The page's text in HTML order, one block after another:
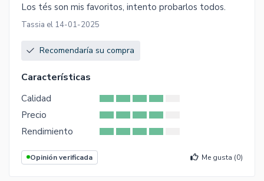
Los tés son mis favoritos, intento probarlos todos.
Tassia el 14-01-2025
Recomendaría su compra
Características
Calidad
Precio
Rendimiento
Opinión verificada Me gusta (0)